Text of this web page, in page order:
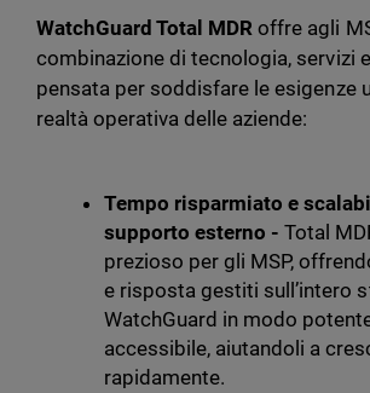
WatchGuard Total MDR offre agli
combinazione di tecnologia, servizi
pensata per soddisfare le esigenze
realtà operativa delle aziende:
Tempo risparmiato e
supporto esterno -Total
prezioso per gli MSP,
e risposta gestiti sull’intero
WatchGuard in modo
accessibile, aiutandoli a
rapidamente.